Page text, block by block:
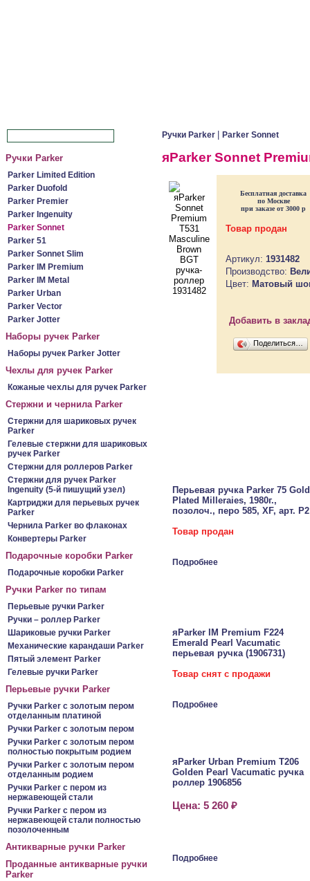
Ручки Parker
Parker Limited Edition
Parker Duofold
Parker Premier
Parker Ingenuity
Parker Sonnet
Parker 51
Parker Sonnet Slim
Parker IM Premium
Parker IM Metal
Parker Urban
Parker Vector
Parker Jotter
Наборы ручек Parker
Наборы ручек Parker Jotter
Чехлы для ручек Parker
Кожаные чехлы для ручек Parker
Стержни и чернила Parker
Стержни для шариковых ручек
Parker
Гелевые стержни для шариковых
ручек Parker
Стержни для роллеров Parker
Стержни для ручек Parker
Ingenuity (5-й пишущий узел)
Картриджи для перьевых ручек
Parker
Чернила Parker во флаконах
Конвертеры Parker
Подарочные коробки Parker
Подарочные коробки Parker
Ручки Parker по типам
Перьевые ручки Parker
Ручки – роллер Parker
Шариковые ручки Parker
Механические карандаши Parker
Пятый элемент Parker
Гелевые ручки Parker
Перьевые ручки Parker
Ручки Parker c золотым пером
отделанным платиной
Ручки Parker c золотым пером
Ручки Parker c золотым пером
полностью покрытым родием
Ручки Parker c золотым пером
отделанным родием
Ручки Parker c пером из
нержавеющей стали
Ручки Parker c пером из
нержавеющей стали полностью
позолоченным
Антикварные ручки Parker
Проданные антикварные ручки
Parker
Ручки Parker Parker Sonnet
яParker Sonnet
Бесплатная доставка
по Москве
при заказе от 3000 р
Товар продан
Артикул: 1931482
Производство:
Цвет: Матовый
Добавить в
Поделиться…
Перьевая ручка Parker 75 Gold
Plated Milleraies, 1980г.,
позолоч., перо 585, XF, арт. P2
Товар продан
Подробнее
яParker IM Premium F224
Emerald Pearl Vacumatic
перьевая ручка (1906731)
Товар снят с продажи
Подробнее
яParker Urban Premium T206
Golden Pearl Vacumatic ручка
роллер 1906856
Цена: 5 260 ₽
Подробнее